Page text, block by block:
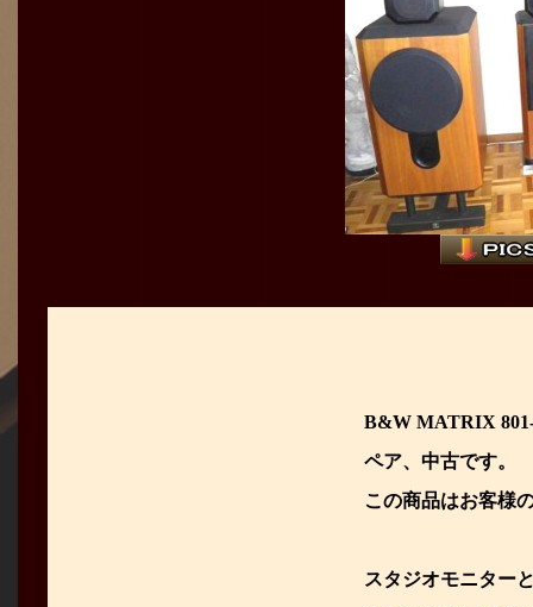
B&W MATRIX
ペア、中古です。
この商品はお客様
スタジオモニター